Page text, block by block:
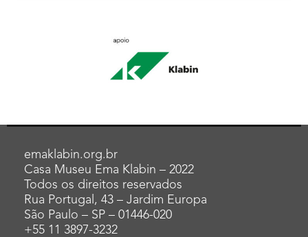
emaklabin.org.br
Casa Museu Ema Klabin – 2022
Todos os direitos reservados
Rua Portugal, 43 – Jardim Europa
São Paulo – SP – 01446-020
+55 11 3897-3232